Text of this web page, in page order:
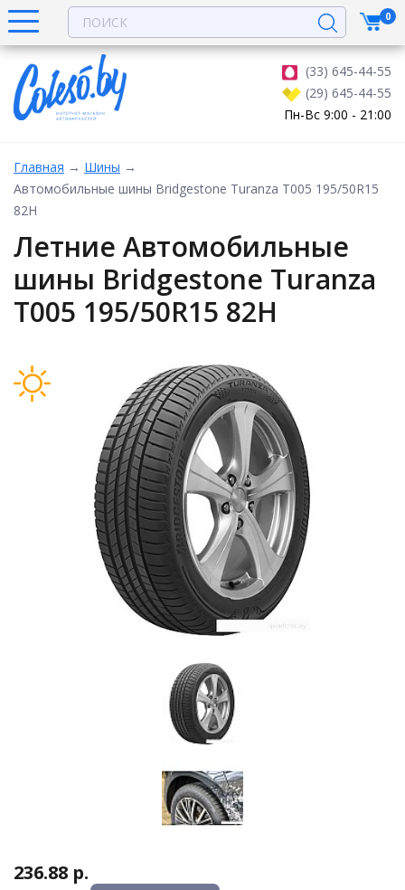
(33) 645-44-55
(29) 645-44-55
Пн-Вс 9:00 - 21:00
0
Главная → Шины →
Автомобильные шины Bridgestone Turanza T005 195/50R15
82H
Летние Автомобильные
шины Bridgestone Turanza
T005 195/50R15 82H
236.88 р.